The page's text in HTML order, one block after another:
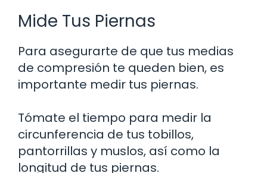
Mide Tus Piernas
Para asegurarte de que tus medias
de compresión te queden bien, es
importante medir tus piernas.
Tómate el tiempo para medir la
circunferencia de tus tobillos,
pantorrillas y muslos, así como la
longitud de tus piernas.